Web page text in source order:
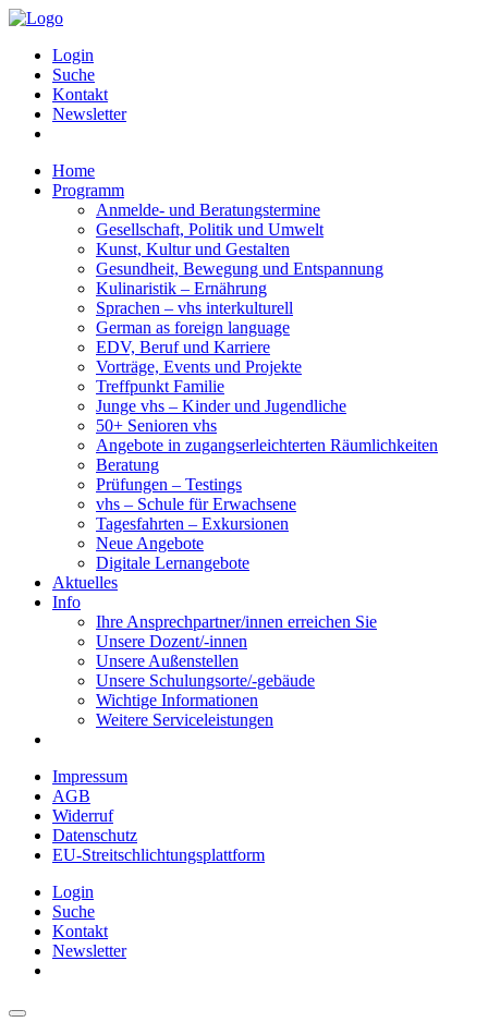
Login
Suche
Kontakt
Newsletter
Home
Programm
Anmelde- und Beratungstermine
Gesellschaft, Politik und Umwelt
Kunst, Kultur und Gestalten
Gesundheit, Bewegung und Entspannung
Kulinaristik – Ernährung
Sprachen – vhs interkulturell
German as foreign language
EDV, Beruf und Karriere
Vorträge, Events und Projekte
Treffpunkt Familie
Junge vhs – Kinder und Jugendliche
50+ Senioren vhs
Angebote in zugangserleichterten Räumlichkeiten
Beratung
Prüfungen – Testings
vhs – Schule für Erwachsene
Tagesfahrten – Exkursionen
Neue Angebote
Digitale Lernangebote
Aktuelles
Info
Ihre Ansprechpartner/innen erreichen Sie
Unsere Dozent/-innen
Unsere Außenstellen
Unsere Schulungsorte/-gebäude
Wichtige Informationen
Weitere Serviceleistungen
Impressum
AGB
Widerruf
Datenschutz
EU-Streitschlichtungsplattform
Login
Suche
Kontakt
Newsletter